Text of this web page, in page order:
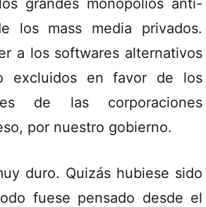
grandes monopolios anti-
los mass media privados.
a los softwares alternativos
excluidos en favor de los
de las corporaciones
por nuestro gobierno.
duro. Quizás hubiese sido
fuese pensado desde el